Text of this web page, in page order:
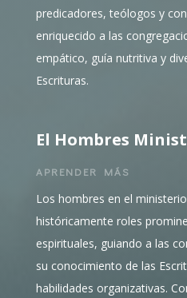
predicadores, teólogos y
enriquecido a las
empático, guía nutritiva y
Escrituras.
El Hombres
APRENDER MÁS
Los hombres en el
históricamente roles
espirituales, guiando a las
su conocimiento de las
habilidades organizativas.